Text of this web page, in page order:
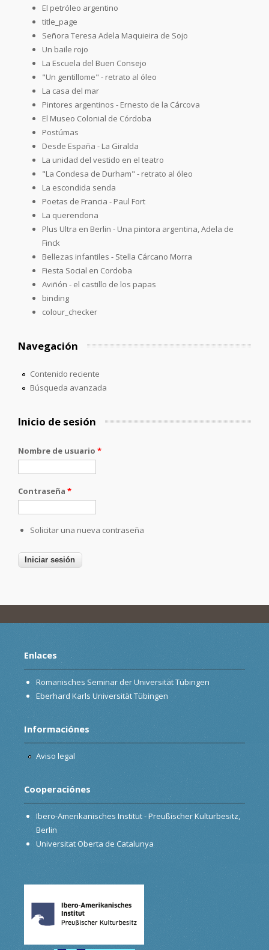
El petróleo argentino
title_page
Señora Teresa Adela Maquieira de Sojo
Un baile rojo
La Escuela del Buen Consejo
"Un gentillome" - retrato al óleo
La casa del mar
Pintores argentinos - Ernesto de la Cárcova
El Museo Colonial de Córdoba
Postúmas
Desde España - La Giralda
La unidad del vestido en el teatro
"La Condesa de Durham" - retrato al óleo
La escondida senda
Poetas de Francia - Paul Fort
La querendona
Plus Ultra en Berlin - Una pintora argentina, Adela de
Finck
Bellezas infantiles - Stella Cárcano Morra
Fiesta Social en Cordoba
Aviñón - el castillo de los papas
binding
colour_checker
Navegación
Contenido reciente
Búsqueda avanzada
Inicio de sesión
Nombre de usuario *
Contraseña *
Solicitar una nueva contraseña
Enlaces
Romanisches Seminar der Universität Tübingen
Eberhard Karls Universität Tübingen
Informaciónes
Aviso legal
Cooperaciónes
Ibero-Amerikanisches Institut - Preußischer Kulturbesitz,
Berlin
Universitat Oberta de Catalunya